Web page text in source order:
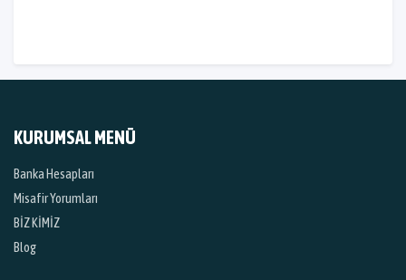
KURUMSAL MENÜ
Banka Hesapları
Misafir Yorumları
BİZ KİMİZ
Blog